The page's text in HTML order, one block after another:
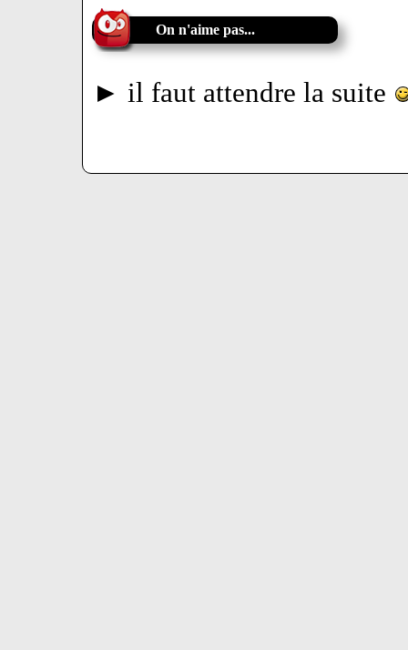
On n'aime pas...
► il faut attendre la suite